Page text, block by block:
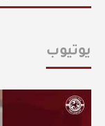
يوتيوب